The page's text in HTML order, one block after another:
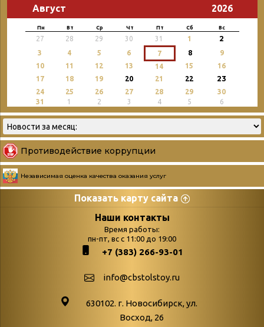
Август 2026
Пн Вт Ср Чт Пт Сб Вс
27 28 29 30 31 1 2
3 4 5 6 7 8
9
10
11 12 13 14 15
16
17
18 19 20 21 22 23
24 25 26 27 28 29
30
31
1 2 3 4 5 6
Противодействие коррупции
Независимая оценка качества оказания услуг
Показать карту сайта
Страницы
podvedenie-itogov-festivalya-
paskhalnaya-palitra
поступлений
Война. Народ.
Наши контакты
Время работы:
пн-пт, вс с 11:00 до 19:00
+7 (383) 266-93-01
info@cbstolstoy.ru
630102. г. Новосибирск, ул.
Восход, 26